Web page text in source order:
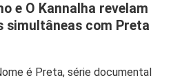
e O Kannalha revelam
simultâneas com Preta
é Preta, série documental